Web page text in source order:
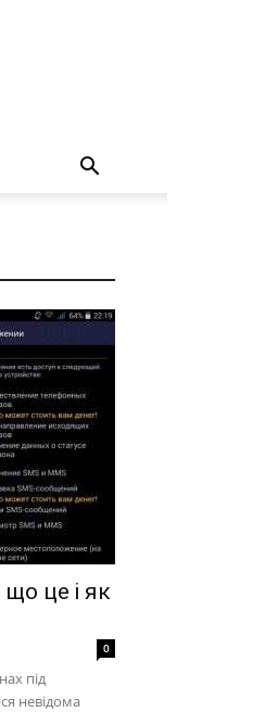
це і як
0
під
невідома